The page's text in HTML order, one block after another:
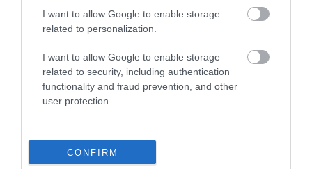
I want to allow Google to enable storage
related to personalization.
I want to allow Google to enable storage
related to security, including authentication
functionality and fraud prevention, and other
user protection.
CONFIRM
százalékkal csökkent. Erről a város polgármestere,
Czirákiné Pakulár Judit számolt be egy pénteki
OLVASS TOVÁBB